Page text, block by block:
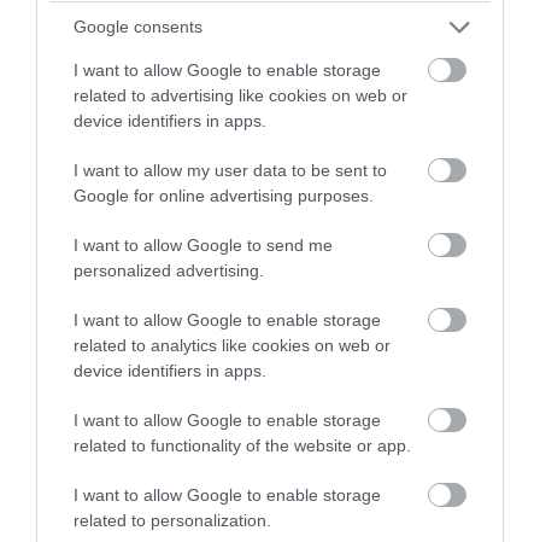
Google consents
I want to allow Google to enable storage
related to advertising like cookies on web or
device identifiers in apps.
I want to allow my user data to be sent to
Google for online advertising purposes.
I want to allow Google to send me
personalized advertising.
I want to allow Google to enable storage
related to analytics like cookies on web or
device identifiers in apps.
I want to allow Google to enable storage
related to functionality of the website or app.
I want to allow Google to enable storage
related to personalization.
PRONEWS.GR /ΑΛΛΑ ΣΠΟΡ
«Χάλκινος» στο Ευρωπαϊκό Πρωτάθλημα
Κωπηλασίας ο Στέφανος Ντούσκος
(βίντεο)
02.08.2026 | 16:09
PRONEWS.GR /ΑΛΛΑ ΣΠΟΡ